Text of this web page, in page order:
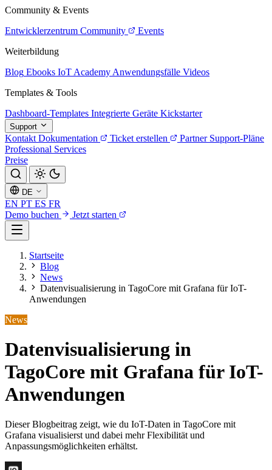
Community & Events
Entwicklerzentrum Community
Events
Weiterbildung
Blog Ebooks IoT Academy Anwendungsfälle Videos
Templates & Tools
Dashboard-Templates Integrierte Geräte Kickstarter
Support
Kontakt Dokumentation Ticket erstellen Partner Support-Pläne
Professional Services
Preise
DE
EN PT ES FR
Demo buchen
Jetzt starten
Startseite
Blog
News
Datenvisualisierung in TagoCore mit Grafana für IoT-
Anwendungen
News
Datenvisualisierung in
TagoCore mit Grafana für IoT-
Anwendungen
Dieser Blogbeitrag zeigt, wie du IoT-Daten in TagoCore mit
Grafana visualisierst und dabei mehr Flexibilität und
Anpassungsmöglichkeiten erhältst.